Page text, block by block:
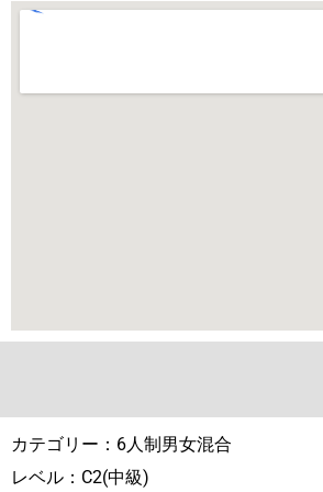
カテゴリー：6人制男女混合
レベル：C2(中級)